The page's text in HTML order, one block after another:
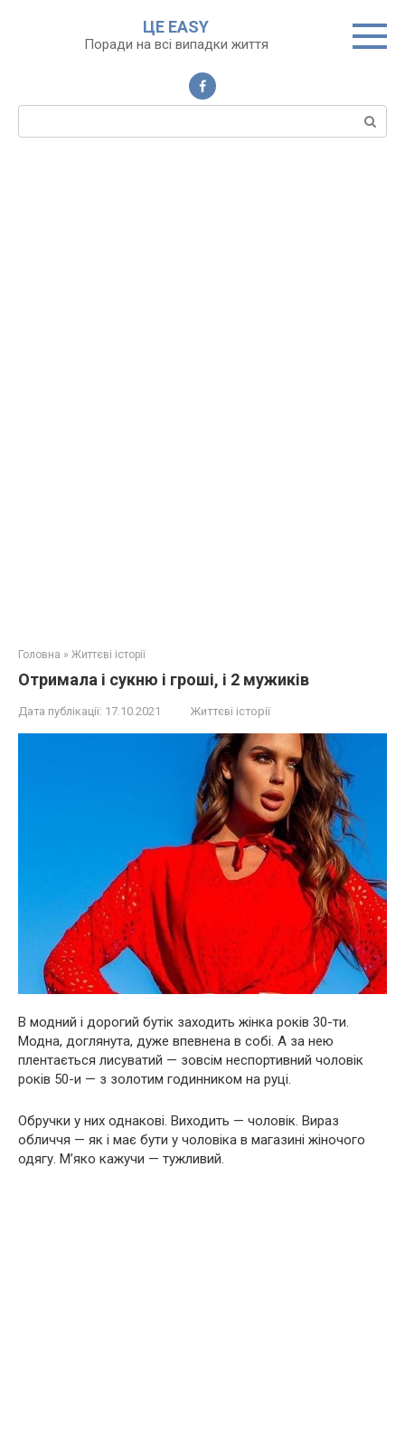
ЦЕ EASY
Поради на всі випадки життя
Пошук:
Головна » Життєві історії
Отримала і сукню і гроші, і 2 мужиків
Дата публікації: 17.10.2021 Життєві історії
В модний і дорогий бутік заходить жінка років 30-ти.
Модна, доглянута, дуже впевнена в собі. А за нею
плентається лисуватий — зовсім неспортивний чоловік
років 50-и — з золотим годинником на руці.
Обручки у них однакові. Виходить — чоловік. Вираз
обличчя — як і має бути у чоловіка в магазині жіночого
одягу. М’яко кажучи — тужливий.